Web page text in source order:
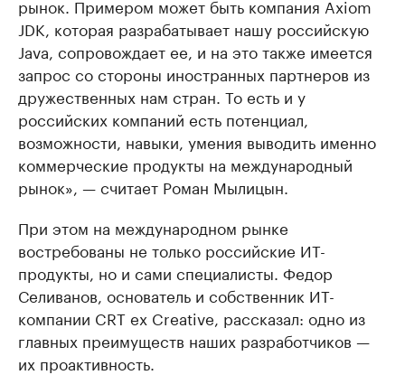
рынок. Примером может быть компания Axiom
JDK, которая разрабатывает нашу российскую
Java, сопровождает ее, и на это также имеется
запрос со стороны иностранных партнеров из
дружественных нам стран. То есть и у
российских компаний есть потенциал,
возможности, навыки, умения выводить именно
коммерческие продукты на международный
рынок», — считает Роман Мылицын.
При этом на международном рынке
востребованы не только российские ИТ-
продукты, но и сами специалисты. Федор
Селиванов, основатель и собственник ИТ-
компании CRT ex Creative, рассказал: одно из
главных преимуществ наших разработчиков —
их проактивность.